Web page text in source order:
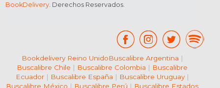
BookDelivery . Derechos Reservados.
Bookdelivery Reino UnidoBuscalibre Argentina |
Buscalibre Chile | Buscalibre Colombia | Buscalibre
Ecuador| Buscalibre España | Buscalibre Uruguay|
Buscalibre México | Buscalibre Perú | Buscalibre Estados